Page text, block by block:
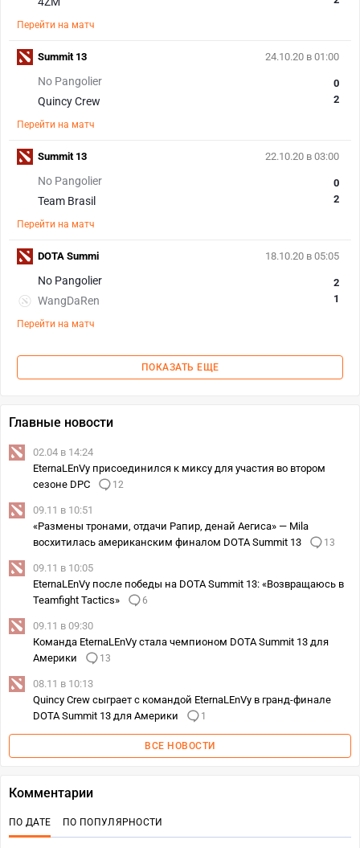
Перейти на матч
24.10.20 в 01:00
No Pangolier
Quincy Crew
0
2
Перейти на матч
Summit 13
22.10.20 в 03:00
No Pangolier
Team Brasil
0
2
Перейти на матч
Summit 13
18.10.20 в 05:05
No Pangolier
WangDaRen
2
1
Перейти на матч
DOTA Summi
ПОКАЗАТЬ ЕЩЕ
Главные новости
02.04 в 14:24
EternaLEnVy присоединился к миксу для участия во втором
сезоне DPC
12
09.11 в 10:51
«Размены тронами, отдачи Рапир, денай Аегиса» — Mila
восхитилась американским финалом DOTA Summit 13
13
09.11 в 10:05
EternaLEnVy после победы на DOTA Summit 13: «Возвращаюсь в
Teamfight Tactics»
6
09.11 в 09:30
Команда EternaLEnVy стала чемпионом DOTA Summit 13 для
Америки
13
08.11 в 10:13
Quincy Crew сыграет с командой EternaLEnVy в гранд-финале
DOTA Summit 13 для Америки
1
ВСЕ НОВОСТИ
Комментарии
ПО ДАТЕ ПО ПОПУЛЯРНОСТИ